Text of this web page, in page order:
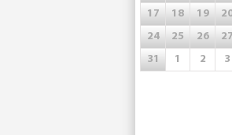
17
18 19
24
25 26 27
31
1 2 3